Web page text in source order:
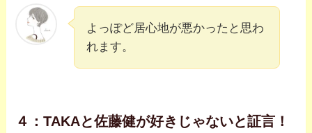
よっぽど居心地が悪かったと思わ
れます。
４：TAKAと佐藤健が好きじゃないと証言！